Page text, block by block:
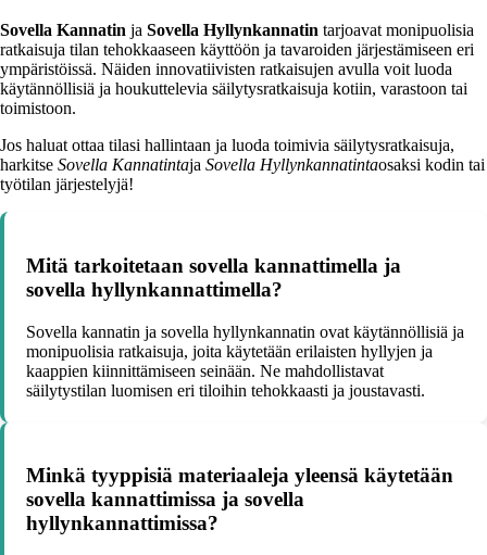
Sovella Kannatin ja Sovella Hyllynkannatin tarjoavat monipuolisia
ratkaisuja tilan tehokkaaseen käyttöön ja tavaroiden järjestämiseen eri
ympäristöissä. Näiden innovatiivisten ratkaisujen avulla voit luoda
käytännöllisiä ja houkuttelevia säilytysratkaisuja kotiin, varastoon tai
toimistoon.
Jos haluat ottaa tilasi hallintaan ja luoda toimivia säilytysratkaisuja,
harkitse Sovella Kannatintaja Sovella Hyllynkannatintaosaksi kodin tai
työtilan järjestelyjä!
Mitä tarkoitetaan sovella kannattimella ja
sovella hyllynkannattimella?
Sovella kannatin ja sovella hyllynkannatin ovat käytännöllisiä ja
monipuolisia ratkaisuja, joita käytetään erilaisten hyllyjen ja
kaappien kiinnittämiseen seinään. Ne mahdollistavat
säilytystilan luomisen eri tiloihin tehokkaasti ja joustavasti.
Minkä tyyppisiä materiaaleja yleensä käytetään
sovella kannattimissa ja sovella
hyllynkannattimissa?